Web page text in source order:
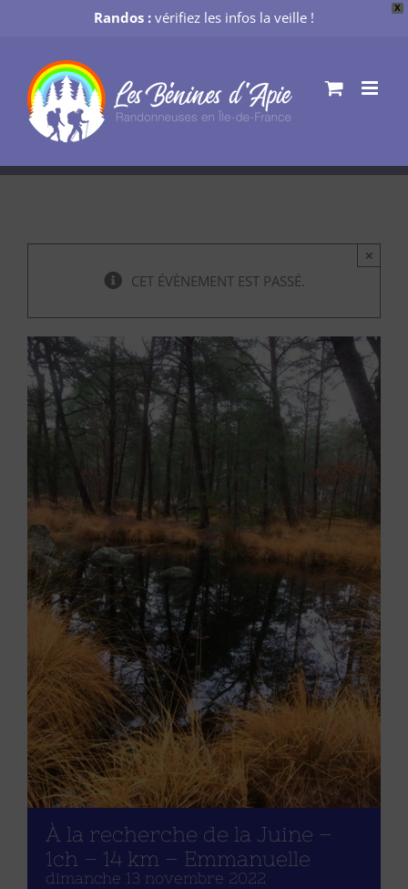
X
Randos : vérifiez les infos la veille !
contenu
CET ÉVÈNEMENT EST PASSÉ.
×
À la recherche de la Juine –
1ch – 14 km – Emmanuelle
dimanche 13 novembre 2022